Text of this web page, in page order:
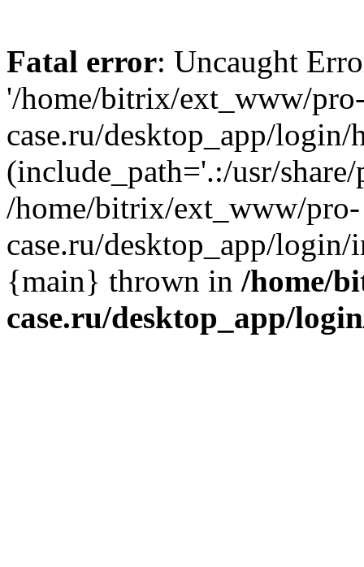
Fatal error: Uncaught
'/home/bitrix/ext_www/
case.ru/desktop_app/login/
(include_path='.:/usr/
/home/bitrix/ext_www/pro-
case.ru/desktop_app/
{main} thrown in /home/
case.ru/desktop_app/